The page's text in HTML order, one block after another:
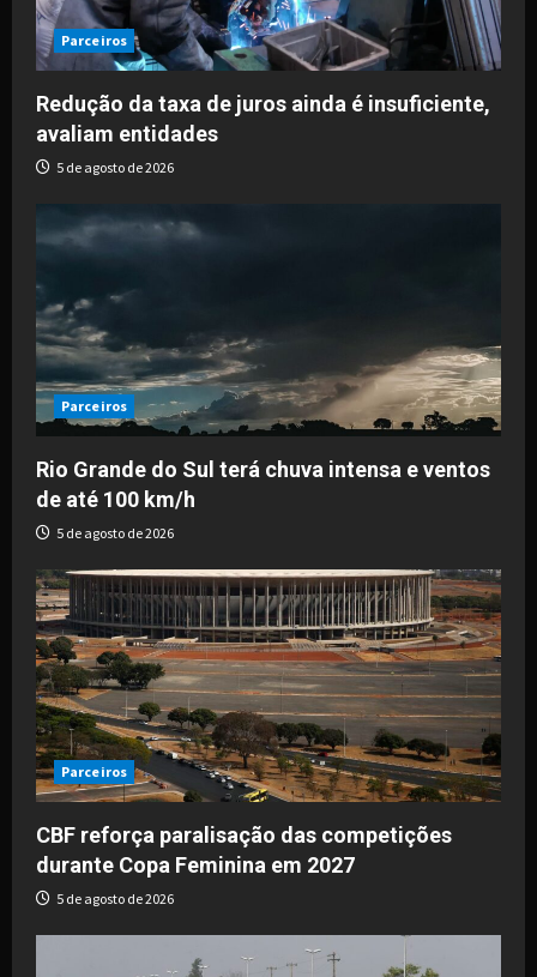
Parceiros
Redução da taxa de juros ainda é insuficiente,
avaliam entidades
5 de agosto de 2026
Parceiros
Rio Grande do Sul terá chuva intensa e ventos
de até 100 km/h
5 de agosto de 2026
Parceiros
CBF reforça paralisação das competições
durante Copa Feminina em 2027
5 de agosto de 2026